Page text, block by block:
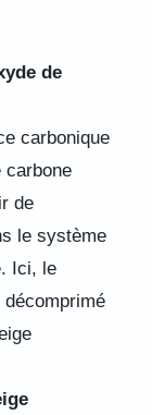
de
carbonique
carbone
de
le système
Ici, le